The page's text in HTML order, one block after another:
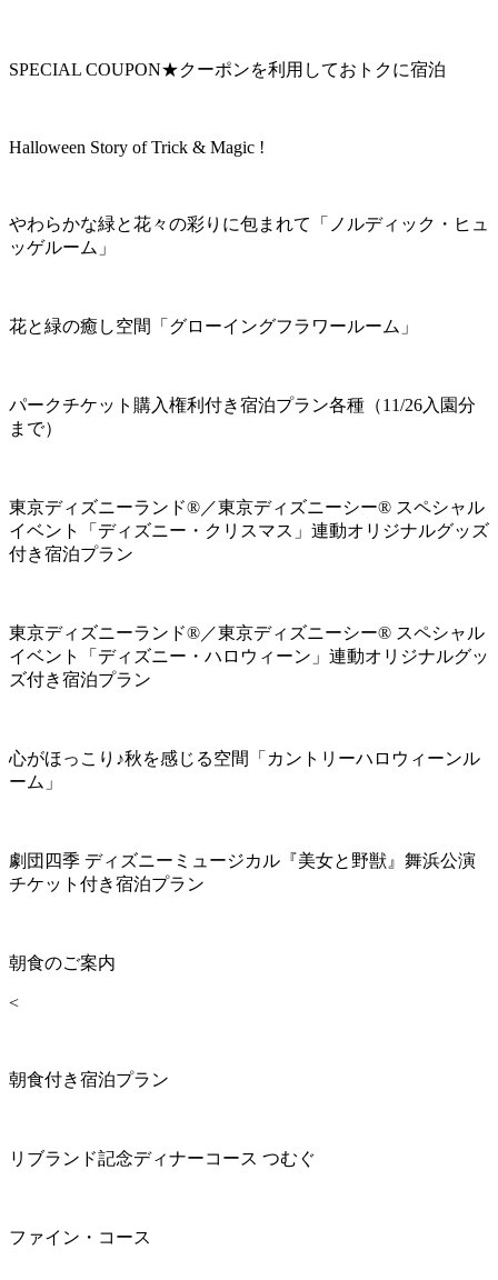
SPECIAL COUPON★クーポンを利用しておトクに宿泊
Halloween Story of Trick & Magic !
やわらかな緑と花々の彩りに包まれて「ノルディック・ヒュ
ッゲルーム」
花と緑の癒し空間「グローイングフラワールーム」
パークチケット購入権利付き宿泊プラン各種（11/26入園分
まで）
東京ディズニーランド®／東京ディズニーシー® スペシャル
イベント「ディズニー・クリスマス」連動オリジナルグッズ
付き宿泊プラン
東京ディズニーランド®／東京ディズニーシー® スペシャル
イベント「ディズニー・ハロウィーン」連動オリジナルグッ
ズ付き宿泊プラン
心がほっこり♪秋を感じる空間「カントリーハロウィーンル
ーム」
劇団四季 ディズニーミュージカル『美女と野獣』舞浜公演
チケット付き宿泊プラン
朝食のご案内
<
朝食付き宿泊プラン
リブランド記念ディナーコース つむぐ
ファイン・コース